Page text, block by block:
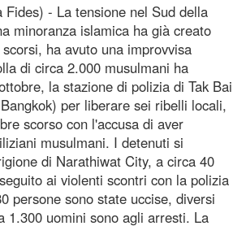
Fides) - La tensione nel Sud della
minoranza islamica ha già creato
ha avuto una improvvisa
di circa 2.000 musulmani ha
la stazione di polizia di Tak Bai
per liberare sei ribelli locali,
scorso con l'accusa di aver
musulmani. I detenuti si
di Narathiwat City, a circa 40
ai violenti scontri con la polizia
persone sono state uccise, diversi
1.300 uomini sono agli arresti. La